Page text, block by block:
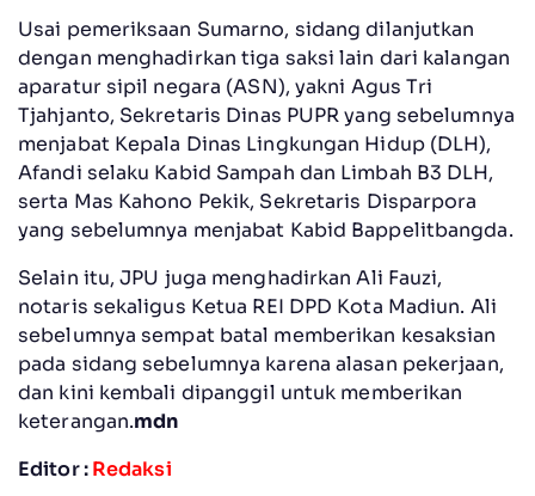
‎Usai pemeriksaan Sumarno, sidang dilanjutkan
dengan menghadirkan tiga saksi lain dari kalangan
aparatur sipil negara (ASN), yakni Agus Tri
Tjahjanto, Sekretaris Dinas PUPR yang sebelumnya
menjabat Kepala Dinas Lingkungan Hidup (DLH),
Afandi selaku Kabid Sampah dan Limbah B3 DLH,
serta Mas Kahono Pekik, Sekretaris Disparpora
yang sebelumnya menjabat Kabid Bappelitbangda.
‎Selain itu, JPU juga menghadirkan Ali Fauzi,
notaris sekaligus Ketua REI DPD Kota Madiun. Ali
sebelumnya sempat batal memberikan kesaksian
pada sidang sebelumnya karena alasan pekerjaan,
dan kini kembali dipanggil untuk memberikan
keterangan.mdn
Editor :Redaksi